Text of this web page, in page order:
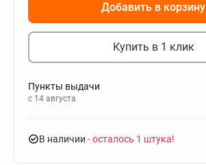
Добавить в корзину
Купить в 1 клик
Пункты выдачи
c 14 августа
В наличии - осталось 1 штука